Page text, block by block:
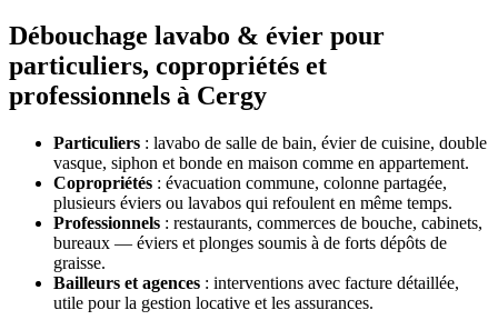
Débouchage lavabo & évier pour
particuliers, copropriétés et
professionnels à Cergy
Particuliers : lavabo de salle de bain, évier de cuisine, double
vasque, siphon et bonde en maison comme en appartement.
Copropriétés : évacuation commune, colonne partagée,
plusieurs éviers ou lavabos qui refoulent en même temps.
Professionnels : restaurants, commerces de bouche, cabinets,
bureaux — éviers et plonges soumis à de forts dépôts de
graisse.
Bailleurs et agences : interventions avec facture détaillée,
utile pour la gestion locative et les assurances.